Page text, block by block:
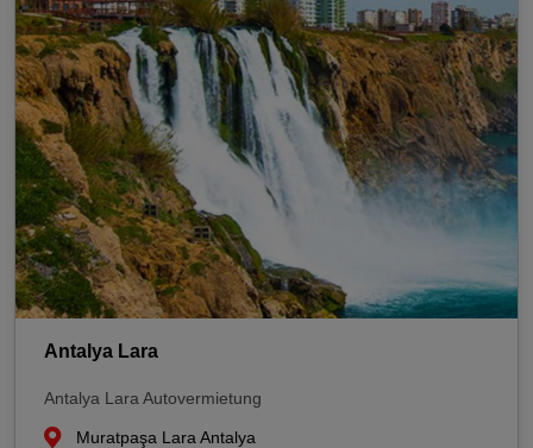
Antalya Lara
Antalya Lara Autovermietung
Muratpaşa Lara Antalya